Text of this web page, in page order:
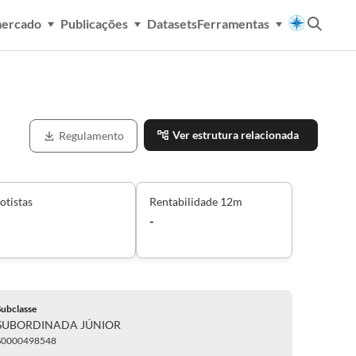
Publicações DatasetsFerramentas
Regulamento Ver estrutura relacionada
Rentabilidade 12m
-
JÚNIOR